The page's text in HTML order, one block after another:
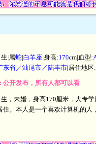
生|属蛇|白羊座|身高:170cm|血型:
东省／汕尾市／陆丰市|居住地区:
公开发布，所有人都可以看
，未婚，身高170厘米，大专
住。本人是一个喜欢计算机的人